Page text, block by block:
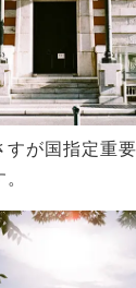
が国指定重